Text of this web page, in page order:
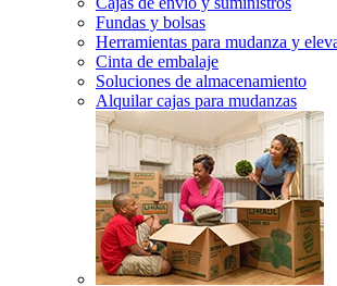
Fundas y bolsas
Herramientas para mudanza y
Cinta de embalaje
Soluciones de almacenamiento
Alquilar cajas para mudanzas